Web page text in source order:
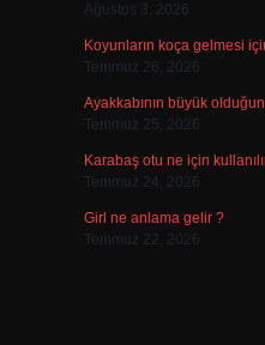
Ağustos 3, 2026
Koyunların koça gelmesi
Temmuz 26, 2026
Ayakkabının büyük
Temmuz 25, 2026
Karabaş otu ne için
Temmuz 24, 2026
Girl ne anlama gelir ?
Temmuz 22, 2026